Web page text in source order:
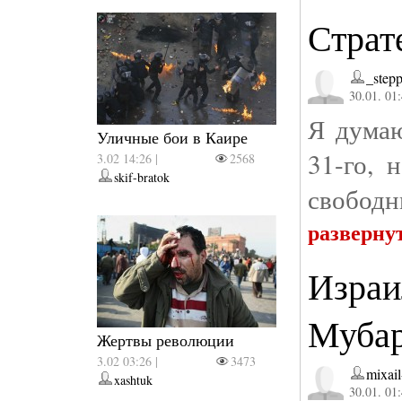
Уличные бои в Каире
3.02 14:26 |
2568
skif-bratok
Жертвы революции
3.02 03:26 |
3473
xashtuk
30.01.
Я
31-го,
30.01.